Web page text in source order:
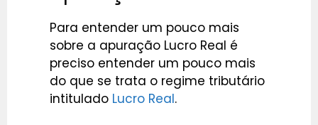
Para entender um pouco mais
sobre a apuração Lucro Real é
preciso entender um pouco mais
do que se trata o regime tributário
intitulado Lucro Real.